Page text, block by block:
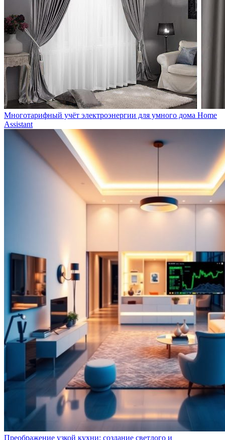
Многотарифный учёт электроэнергии для умного дома Home
Assistant
Преображение узкой кухни: создание светлого и